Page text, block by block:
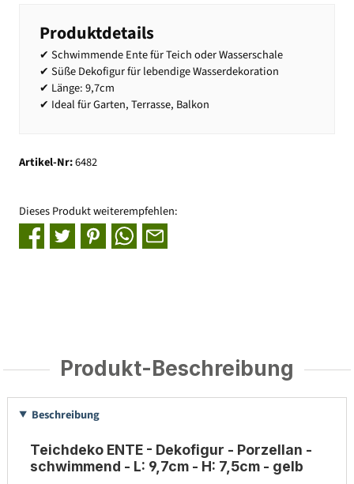
Produktdetails
✔ Schwimmende Ente für Teich oder Wasserschale
✔ Süße Dekofigur für lebendige Wasserdekoration
✔ Länge: 9,7cm
✔ Ideal für Garten, Terrasse, Balkon
Artikel-Nr:6482
Dieses Produkt weiterempfehlen:
Produkt-Beschreibung
Beschreibung
Teichdeko ENTE - Dekofigur - Porzellan -
schwimmend - L: 9,7cm - H: 7,5cm - gelb